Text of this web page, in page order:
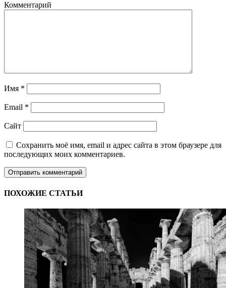
Комментарий
Имя *
Email *
Сайт
Сохранить моё имя, email и адрес сайта в этом браузере для
последующих моих комментариев.
ПОХОЖИЕ СТАТЬИ